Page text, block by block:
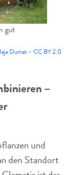
gut
Dumat – CC BY 2.0
–
und
den Standort